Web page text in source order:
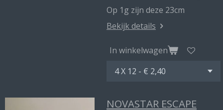
Op 1g zijn deze 23cm
Bekijk details
In winkelwagen
NOVASTAR ESCAPE